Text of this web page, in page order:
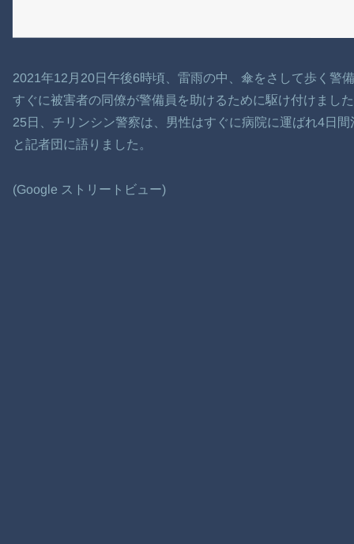
2021年12月20日午後6時頃、雷雨の中、傘をさして歩く警
すぐに被害者の同僚が警備員を助けるために駆け付けまし
25日、チリンシン警察は、男性はすぐに病院に運ばれ4日
と記者団に語りました。
(Google ストリートビュー)